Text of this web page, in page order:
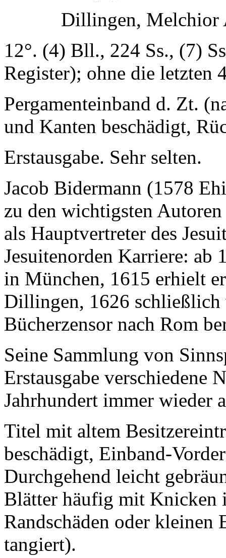
Dillingen, Melchior
12°. (4) Bll., 224 Ss., (7)
Register); ohne die letzten
Pergamenteinband d. Zt.
und Kanten beschädigt,
Erstausgabe. Sehr selten.
Jacob Bidermann (1578
zu den wichtigsten
als Hauptvertreter des
Jesuitenorden Karriere: ab
in München, 1615 erhielt
Dillingen, 1626 schließlich
Bücherzensor nach Rom
Seine Sammlung von
Erstausgabe verschiedene
Jahrhundert immer wieder
Titel mit altem
beschädigt, Einband-
Durchgehend leicht
Blätter häufig mit Knicken
Randschäden oder
tangiert).